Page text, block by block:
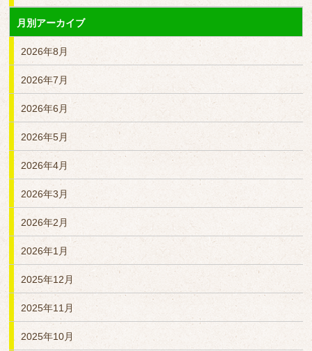
月別アーカイブ
2026年8月
2026年7月
2026年6月
2026年5月
2026年4月
2026年3月
2026年2月
2026年1月
2025年12月
2025年11月
2025年10月